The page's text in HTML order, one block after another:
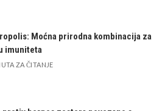
Moćna prirodna kombinacija za
imuniteta
ZA ČITANJE